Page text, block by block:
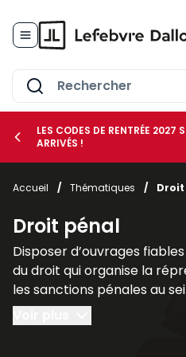
le sous-menu Vos métiers
le sous-menu Vos besoins
LES CODES DE RENTRÉE 2027
ARRIVÉS !
Accueil / Thématiques /
Droit pénal
Disposer d’ouvrages
du droit qui organise la
les sanctions pénales au
plus largement des
fondamental pour les